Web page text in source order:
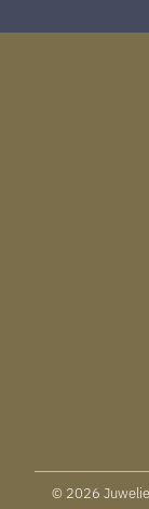
© 2026